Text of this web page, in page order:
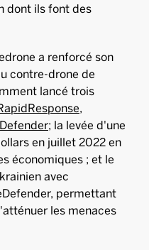
dont ils font des
a renforcé son
contre-drone de
lancé trois
,
; la levée d'une
en juillet 2022 en
économiques ; et le
avec
permettant
les menaces